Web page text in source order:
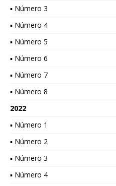
▪ Número 3
▪ Número 4
▪ Número 5
▪ Número 6
▪ Número 7
▪ Número 8
2022
▪ Número 1
▪ Número 2
▪ Número 3
▪ Número 4